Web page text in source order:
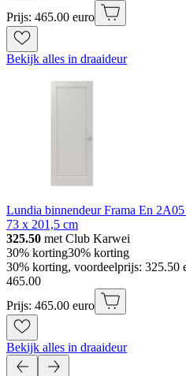
Prijs: 465.00 euro
Bekijk alles in draaideur
Lundia binnendeur Frama En
73 x 201,5 cm
325.50 met Club Karwei
30% korting30% korting
30% korting, voordeelprijs: 325.50
465.00
Prijs: 465.00 euro
Bekijk alles in draaideur